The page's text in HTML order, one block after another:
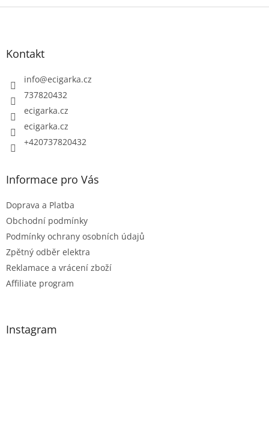
Kontakt
info@ecigarka.cz
737820432
ecigarka.cz
ecigarka.cz
+420737820432
Informace pro Vás
Doprava a Platba
Obchodní podmínky
Podmínky ochrany osobních údajů
Zpětný odběr elektra
Reklamace a vrácení zboží
Affiliate program
Instagram